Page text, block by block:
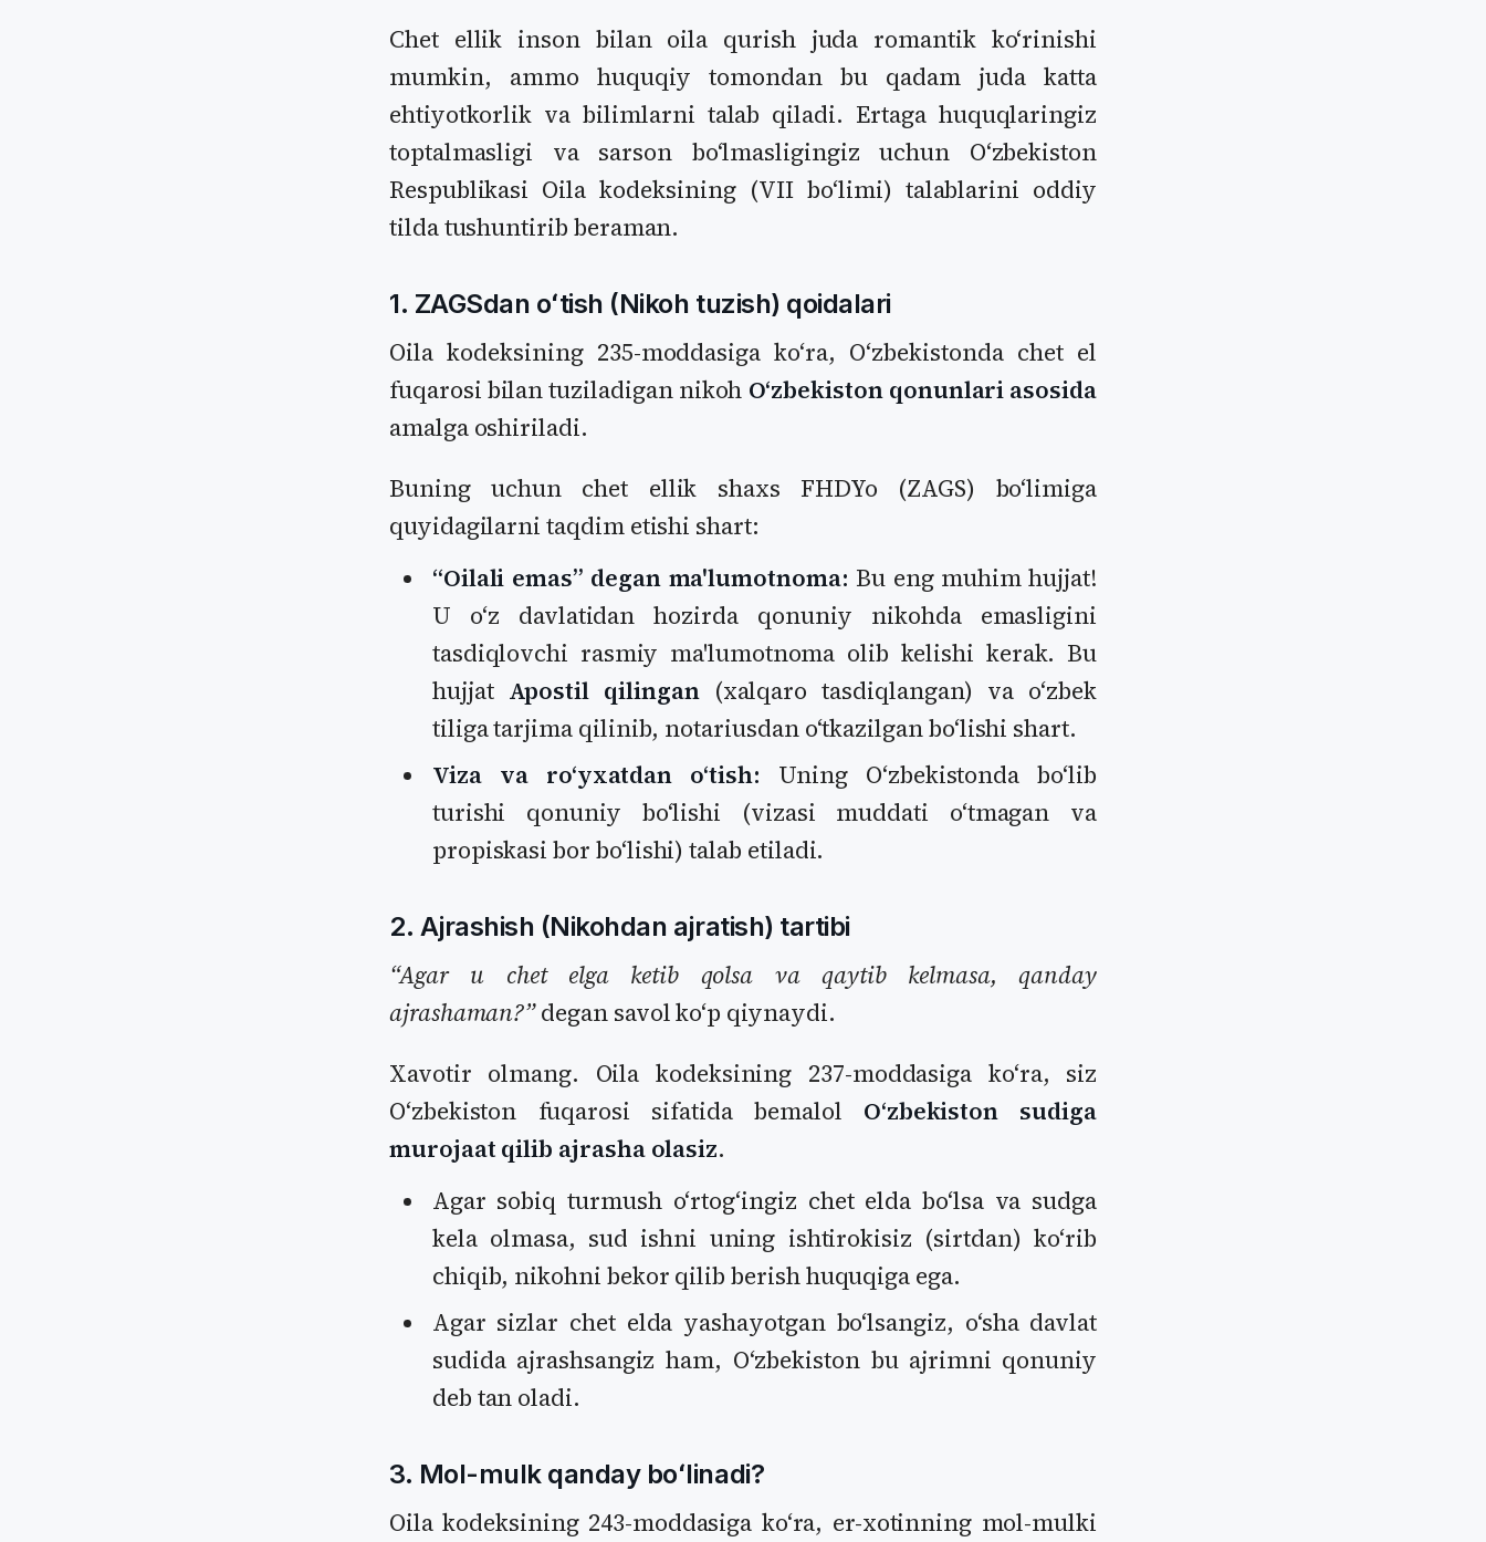
Chet ellik inson bilan oila qurish juda romantik koʻrinishi
mumkin, ammo huquqiy tomondan bu qadam juda katta
ehtiyotkorlik va bilimlarni talab qiladi. Ertaga huquqlaringiz
toptalmasligi va sarson boʻlmasligingiz uchun Oʻzbekiston
Respublikasi Oila kodeksining (VII boʻlimi) talablarini oddiy
tilda tushuntirib beraman.
1. ZAGSdan oʻtish (Nikoh tuzish) qoidalari
Oila kodeksining 235-moddasiga koʻra, Oʻzbekistonda chet el
fuqarosi bilan tuziladigan nikoh Oʻzbekiston qonunlari asosida
amalga oshiriladi.
Buning uchun chet ellik shaxs FHDYo (ZAGS) boʻlimiga
quyidagilarni taqdim etishi shart:
“Oilali emas” degan ma'lumotnoma: Bu eng muhim hujjat!
U oʻz davlatidan hozirda qonuniy nikohda emasligini
tasdiqlovchi rasmiy ma'lumotnoma olib kelishi kerak. Bu
hujjat Apostil qilingan(xalqaro tasdiqlangan) va oʻzbek
tiliga tarjima qilinib, notariusdan oʻtkazilgan boʻlishi shart.
Viza va roʻyxatdan oʻtish: Uning Oʻzbekistonda boʻlib
turishi qonuniy boʻlishi (vizasi muddati oʻtmagan va
propiskasi bor boʻlishi) talab etiladi.
2. Ajrashish (Nikohdan ajratish) tartibi
“Agar u chet elga ketib qolsa va qaytib kelmasa, qanday
ajrashaman?”degan savol koʻp qiynaydi.
Xavotir olmang. Oila kodeksining 237-moddasiga koʻra, siz
Oʻzbekiston fuqarosi sifatida bemalol Oʻzbekiston sudiga
murojaat qilib ajrasha olasiz.
Agar sobiq turmush oʻrtogʻingiz chet elda boʻlsa va sudga
kela olmasa, sud ishni uning ishtirokisiz (sirtdan) koʻrib
chiqib, nikohni bekor qilib berish huquqiga ega.
Agar sizlar chet elda yashayotgan boʻlsangiz, oʻsha davlat
sudida ajrashsangiz ham, Oʻzbekiston bu ajrimni qonuniy
deb tan oladi.
3. Mol-mulk qanday boʻlinadi?
Oila kodeksining 243-moddasiga koʻra, er-xotinning mol-mulki